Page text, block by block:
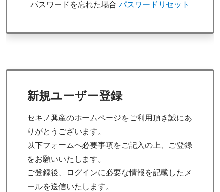
パスワードを忘れた場合パスワードリセット
新規ユーザー登録
セキノ興産のホームページをご利用頂き誠にあ
りがとうございます。
以下フォームへ必要事項をご記入の上、ご登録
をお願いいたします。
ご登録後、ログインに必要な情報を記載したメ
ールを送信いたします。